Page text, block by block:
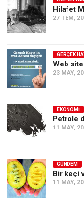
Ekonomi
Spor
Sağlık
Gıda-Beslenme
Türkiye
Siyaset
Dünya
Asya
Hilafet
27 TEM,
GERÇEK
Web
23 MAY,
EKONOMI
Petrole
11 MAY,
GÜNDEM
Bir keçi
11 MAY,